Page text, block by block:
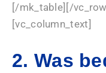
[/mk_table][/
[vc_column_text]
2. Was